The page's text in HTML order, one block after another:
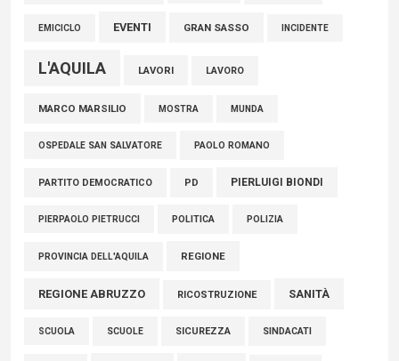
EMICICLO EVENTI GRAN SASSO INCIDENTE
L'AQUILA LAVORI LAVORO
MARCO MARSILIO MOSTRA MUNDA
OSPEDALE SAN SALVATORE PAOLO ROMANO
PARTITO DEMOCRATICO PD PIERLUIGI BIONDI
PIERPAOLO PIETRUCCI POLITICA POLIZIA
PROVINCIA DELL'AQUILA REGIONE
REGIONE ABRUZZO RICOSTRUZIONE SANITÀ
SCUOLA SCUOLE SICUREZZA SINDACATI